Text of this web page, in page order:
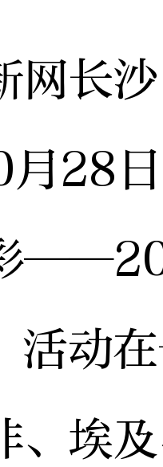
长沙
月28
动
、埃